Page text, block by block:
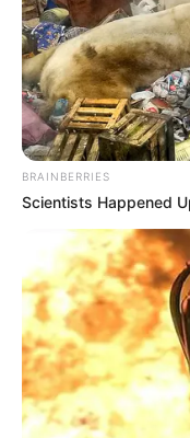
Segundo Antonio
ao rol de entrada do
BRAINBERRIES
Scientists Happened